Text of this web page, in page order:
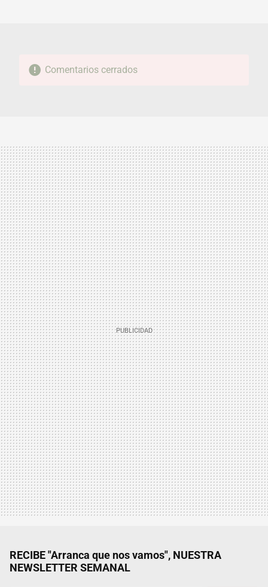
Comentarios cerrados
RECIBE "Arranca que nos vamos", NUESTRA
NEWSLETTER SEMANAL